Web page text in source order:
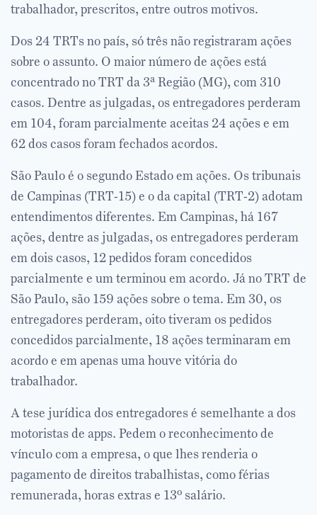
trabalhador, prescritos, entre outros motivos.
Dos 24 TRTs no país, só três não registraram ações
sobre o assunto. O maior número de ações está
concentrado no TRT da 3ª Região (MG), com 310
casos. Dentre as julgadas, os entregadores perderam
em 104, foram parcialmente aceitas 24 ações e em
62 dos casos foram fechados acordos.
São Paulo é o segundo Estado em ações. Os tribunais
de Campinas (TRT-15) e o da capital (TRT-2) adotam
entendimentos diferentes. Em Campinas, há 167
ações, dentre as julgadas, os entregadores perderam
em dois casos, 12 pedidos foram concedidos
parcialmente e um terminou em acordo. Já no TRT de
São Paulo, são 159 ações sobre o tema. Em 30, os
entregadores perderam, oito tiveram os pedidos
concedidos parcialmente, 18 ações terminaram em
acordo e em apenas uma houve vitória do
trabalhador.
A tese jurídica dos entregadores é semelhante a dos
motoristas de apps. Pedem o reconhecimento de
vínculo com a empresa, o que lhes renderia o
pagamento de direitos trabalhistas, como férias
remunerada, horas extras e 13º salário.